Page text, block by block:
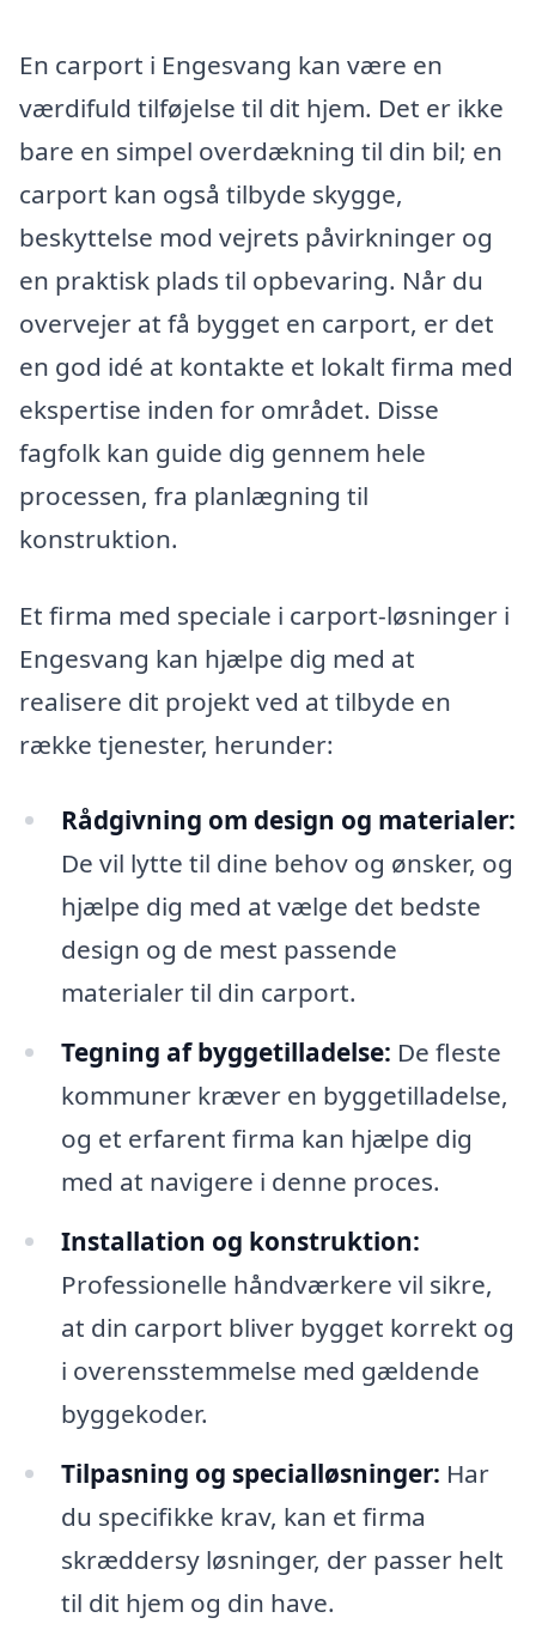
En carport i Engesvang kan være en
værdifuld tilføjelse til dit hjem. Det er ikke
bare en simpel overdækning til din bil; en
carport kan også tilbyde skygge,
beskyttelse mod vejrets påvirkninger og
en praktisk plads til opbevaring. Når du
overvejer at få bygget en carport, er det
en god idé at kontakte et lokalt firma med
ekspertise inden for området. Disse
fagfolk kan guide dig gennem hele
processen, fra planlægning til
konstruktion.
Et firma med speciale i carport-løsninger i
Engesvang kan hjælpe dig med at
realisere dit projekt ved at tilbyde en
række tjenester, herunder:
Rådgivning om design og materialer:
De vil lytte til dine behov og ønsker, og
hjælpe dig med at vælge det bedste
design og de mest passende
materialer til din carport.
Tegning af byggetilladelse: De fleste
kommuner kræver en byggetilladelse,
og et erfarent firma kan hjælpe dig
med at navigere i denne proces.
Installation og konstruktion:
Professionelle håndværkere vil sikre,
at din carport bliver bygget korrekt og
i overensstemmelse med gældende
byggekoder.
Tilpasning og specialløsninger: Har
du specifikke krav, kan et firma
skræddersy løsninger, der passer helt
til dit hjem og din have.